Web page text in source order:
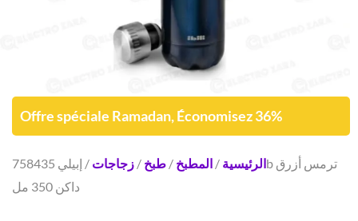
Offre spéciale Ramadan, Économisez 36%
الرئيسية / المطبخ / طبخ / زجاجات
/ إبيلي 758435b ترمس أزرق
داكن 350 مل